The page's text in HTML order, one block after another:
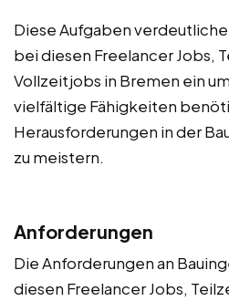
Diese Aufgaben
bei diesen Freelancer Jobs,
Vollzeitjobs in Bremen ein
vielfältige Fähigkeiten
Herausforderungen in der
zu meistern.
Anforderungen
Die Anforderungen an
diesen Freelancer Jobs,